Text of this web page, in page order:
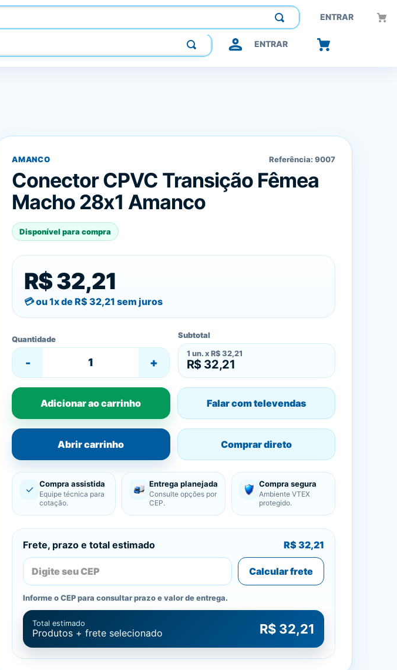
ENTRAR
Construindo confiança, inovando o futuro.
ENTRAR
AMANCO Referência: 9007
Conector CPVC Transição Fêmea
Macho 28x1 Amanco
Disponível para compra
R$ 32,21
ou 1x de R$ 32,21 sem juros
Quantidade
- +
Subtotal
1 un. x R$ 32,21
R$ 32,21
Adicionar ao carrinho Falar com televendas
Abrir carrinho Comprar direto
✓ Compra assistida
Equipe técnica para
cotação.
Entrega planejada
Consulte opções por
CEP.
Compra segura
Ambiente VTEX
protegido.
Frete, prazo e total estimado R$ 32,21
Calcular frete
Informe o CEP para consultar prazo e valor de entrega.
Total estimado
Produtos + frete selecionado R$ 32,21